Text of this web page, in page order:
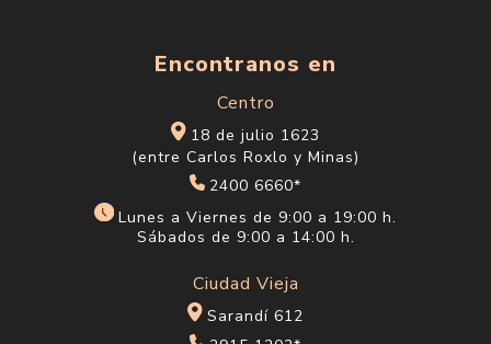
Encontranos en
Centro
18 de julio 1623
(entre Carlos Roxlo y Minas)
2400 6660*
Lunes a Viernes de 9:00 a 19:00 h.
Sábados de 9:00 a 14:00 h.
Ciudad Vieja
Sarandí 612